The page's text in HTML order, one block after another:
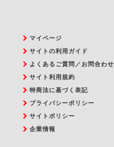
マイページ
サイトの利用ガイド
よくあるご質問／お問合わせ
サイト利用規約
特商法に基づく表記
プライバシーポリシー
サイトポリシー
企業情報